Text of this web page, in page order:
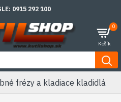
0915 292 100
0
frézy a kladiace kladidlá